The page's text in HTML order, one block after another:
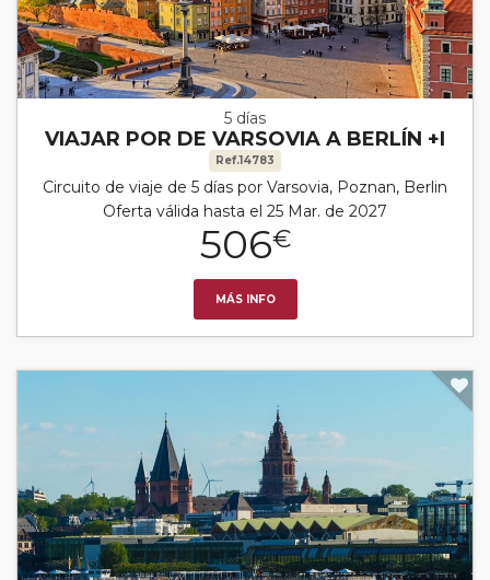
5 días
VIAJAR POR DE VARSOVIA A BERLÍN +I
Ref.14783
Circuito de viaje de 5 días por Varsovia, Poznan, Berlin
Oferta válida hasta el 25 Mar. de 2027
506€
MÁS INFO